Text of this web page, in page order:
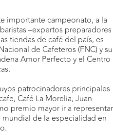
importante campeonato, a la
–expertos preparadores
tiendas de café del país, es
de Cafeteros (FNC) y su
Amor Perfecto y el Centro
patrocinadores principales
Café La Morelia, Juan
premio mayor ir a representar
de la especialidad en